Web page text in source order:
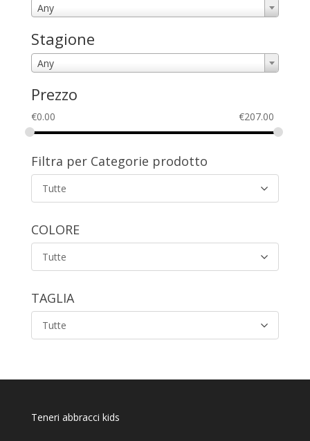
Any
Stagione
Any
Prezzo
€0.00 €207.00
Filtra per Categorie prodotto
Tutte
COLORE
Tutte
TAGLIA
Tutte
Teneri abbracci kids